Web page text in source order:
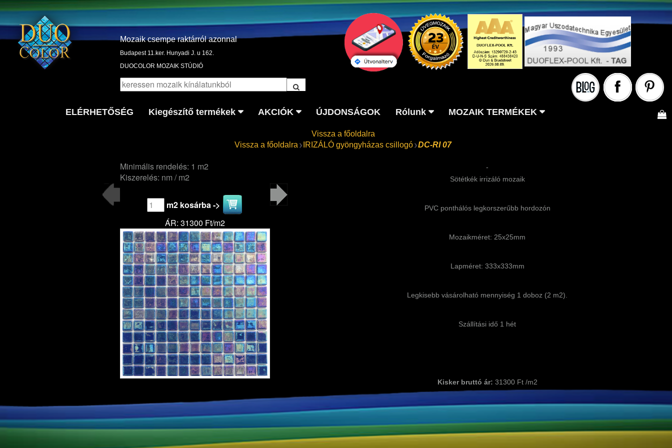
Mozaik csempe raktárról azonnal
Budapest 11.ker. Hunyadi J. u 162.
DUOCOLOR MOZAIK STÚDIÓ
ELÉRHETŐSÉG Kiegészítő termékek AKCIÓK ÚJDONSÁGOK Rólunk MOZAIK TERMÉKEK
Vissza a főoldalra
Vissza a főoldalra
IRIZÁLÓ gyöngyházas csillogó DC-RI 07
Minimális rendelés: 1 m2
Kiszerelés: nm / m2
m2 kosárba ->
ÁR: 31300 Ft/m2
-
Sötétkék irrizáló mozaik
PVC ponthálós legkorszerűbb hordozón
Mozaikméret: 25x25mm
Lapméret: 333x333mm
Legkisebb vásárolható mennyiség 1 doboz (2 m2).
Szállítási idő 1 hét
Kisker bruttó ár: 31300 Ft /m2